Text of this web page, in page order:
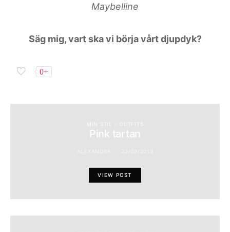
Maybelline
Säg mig, vart ska vi börja vårt djupdyk?
0+
MIN STIL - OUTFITS
Pink tartan
VIEW POST